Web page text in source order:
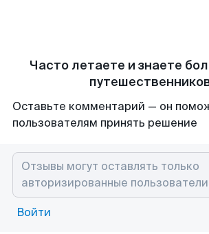
Часто летаете и знаете
Оставьте комментарий — он
пользователям принять решение
Войти